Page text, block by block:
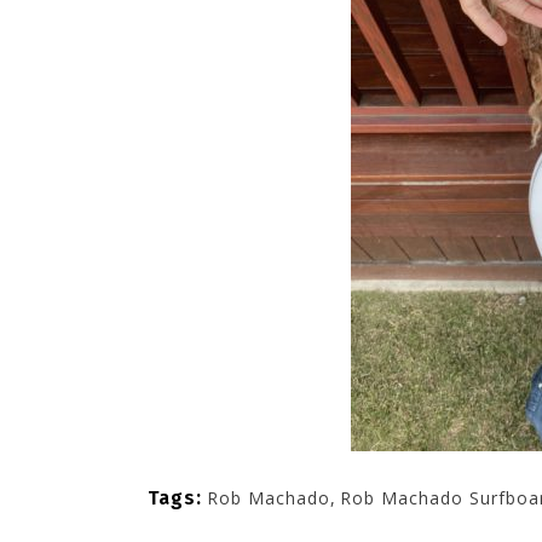
Tags: Rob Machado, Rob Machado